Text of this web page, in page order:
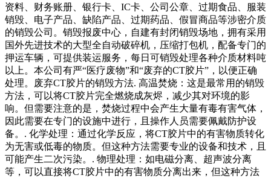
资料、财务账册、银行卡、IC卡、公司公章、过期食品、服装
销毁、电子产品、缺陷产品、过期药品、假冒商品等涉密介质
的销毁公司。销毁报废中心，自建有封闭销毁场地，拥有采用
国外先进技术的大型全自动破碎机，压缩打包机，配备专门的
押运车辆，可提供装运服务，每日可销毁处理各种介质材料吨
以上。本公司有严“医疗废物”和“废弃的CT胶片”，以便正确
处理。废弃CT胶片的销毁方法. 高温焚烧：这是最常用的销毁
方法，可以将CT胶片完全燃烧成灰烬，减少其对环境的影
响。但需要注意的是，焚烧过程中会产生大量有毒有害气体，
因此需要在专门的设施中进行，且操作人员需要佩戴防护设
备。. 化学处理：通过化学反应，将CT胶片中的有害物质转化
为无害或低毒的物质。但这种方法需要专业的设备和技术，且
可能产生二次污染。. 物理处理：如电磁分离、超声波分离
等，可以直接将CT胶片中的有害物质分离出来，但这种方法